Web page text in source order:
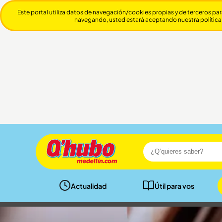
Actualidad Útil para vos
Este portal utiliza datos de navegación/cookies propias y de terceros
navegando, usted estará aceptando nuestra